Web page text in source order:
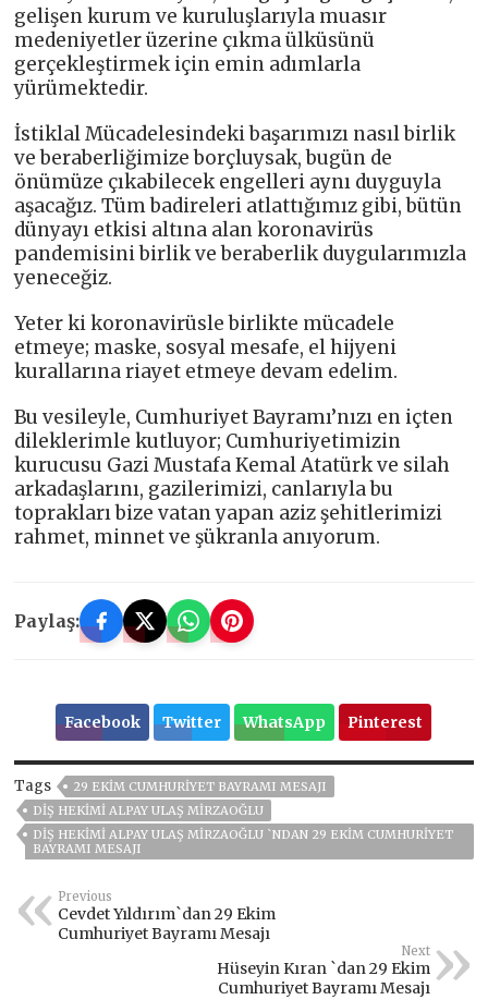
gelişen kurum ve kuruluşlarıyla muasır
medeniyetler üzerine çıkma ülküsünü
gerçekleştirmek için emin adımlarla
yürümektedir.
İstiklal Mücadelesindeki başarımızı nasıl birlik
ve beraberliğimize borçluysak, bugün de
önümüze çıkabilecek engelleri aynı duyguyla
aşacağız. Tüm badireleri atlattığımız gibi, bütün
dünyayı etkisi altına alan koronavirüs
pandemisini birlik ve beraberlik duygularımızla
yeneceğiz.
Yeter ki koronavirüsle birlikte mücadele
etmeye; maske, sosyal mesafe, el hijyeni
kurallarına riayet etmeye devam edelim.
Bu vesileyle, Cumhuriyet Bayramı’nızı en içten
dileklerimle kutluyor; Cumhuriyetimizin
kurucusu Gazi Mustafa Kemal Atatürk ve silah
arkadaşlarını, gazilerimizi, canlarıyla bu
toprakları bize vatan yapan aziz şehitlerimizi
rahmet, minnet ve şükranla anıyorum.
Paylaş:
Facebook Twitter WhatsApp Pinterest
Tags
29 EKIM CUMHURIYET BAYRAMI MESAJI
DIŞ HEKIMI ALPAY ULAŞ MIRZAOĞLU
DIŞ HEKIMI ALPAY ULAŞ MIRZAOĞLU `NDAN 29 EKIM CUMHURIYET
BAYRAMI MESAJI
Previous
Cevdet Yıldırım`dan 29 Ekim
Cumhuriyet Bayramı Mesajı
Next
Hüseyin Kıran `dan 29 Ekim
Cumhuriyet Bayramı Mesajı